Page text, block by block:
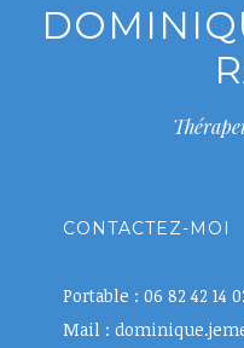
CONTACTEZ-MOI
Portable : 06 82 42 14
Mail :